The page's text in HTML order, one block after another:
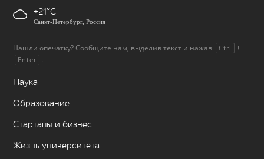
+21
Санкт-Петербург, Россия
Нашли опечатку? Сообщите нам, выделив текст и нажав Ctrl +
Enter .
Наука
Образование
Стартапы и бизнес
Жизнь университета